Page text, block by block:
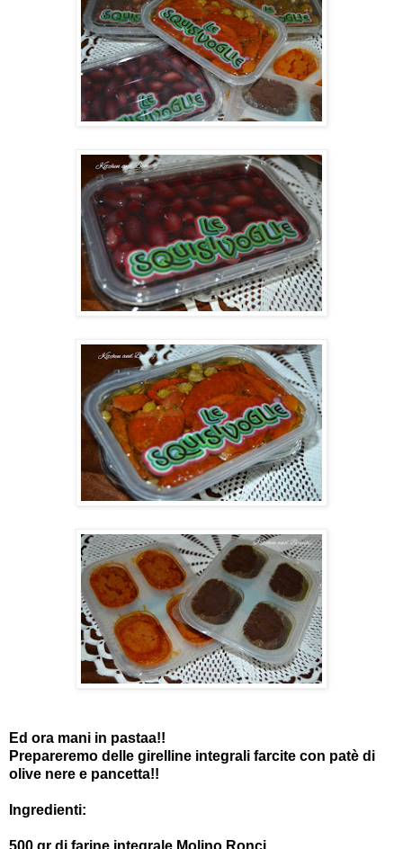
Ed ora mani in pastaa!!
Prepareremo delle girelline integrali farcite con patè di
olive nere e pancetta!!
Ingredienti:
500 gr di farine integrale Molino Ronci